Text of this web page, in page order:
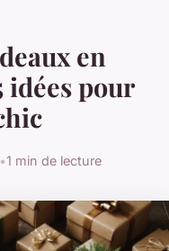
en
idées pour
•1 min de lecture